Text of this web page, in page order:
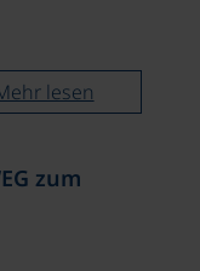
lesen
zum